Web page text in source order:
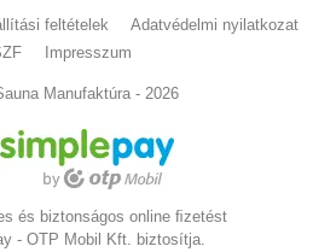
feltételek
Adatvédelmi nyilatkozat
Impresszum
Manufaktúra - 2026
és biztonságos online ﬁzetést
- OTP Mobil Kft. biztosítja.